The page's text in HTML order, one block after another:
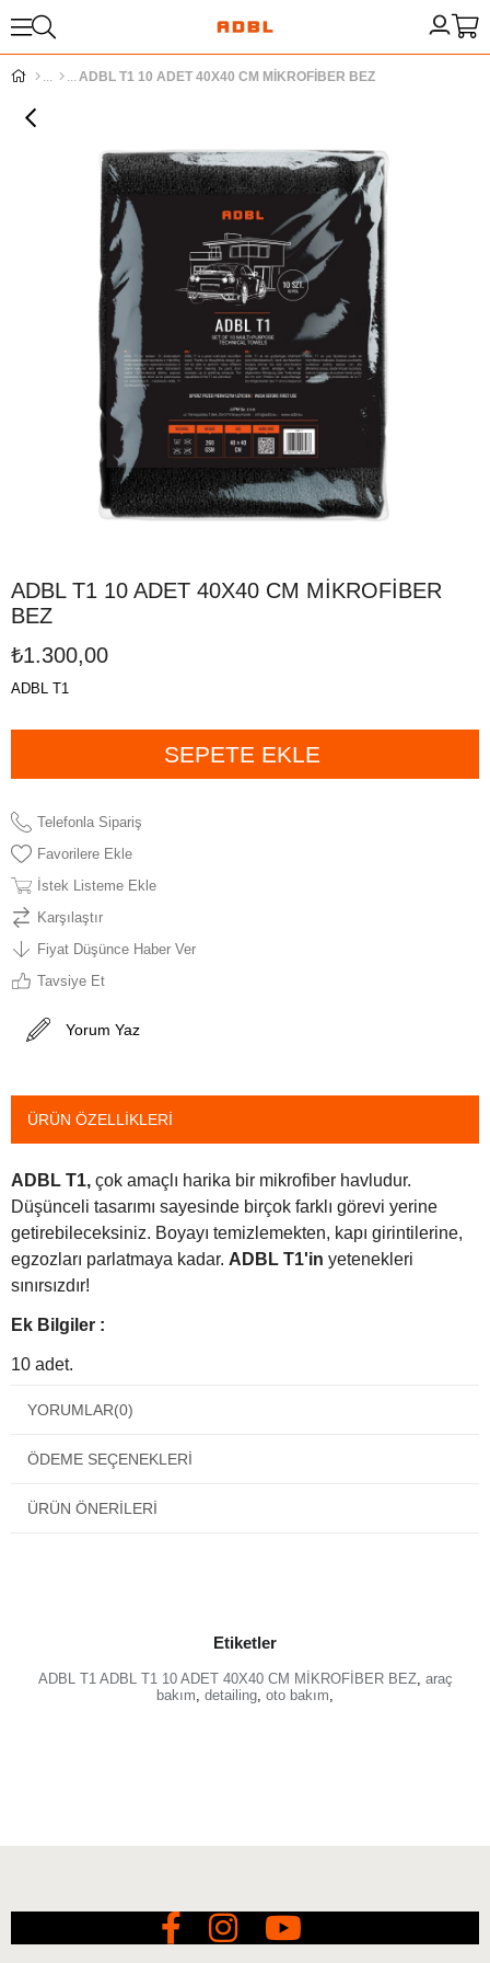
ADBL T1 10 ADET 40X40 CM MİKROFİBER BEZ
ADBL T1 10 ADET 40X40 CM MİKROFİBER
BEZ
₺1.300,00
ADBL T1
Telefonla Sipariş
Favorilere Ekle
İstek Listeme Ekle
Karşılaştır
Fiyat Düşünce Haber Ver
Tavsiye Et
Yorum Yaz
ÜRÜN ÖZELLIKLERI
ADBL T1, çok amaçlı harika bir mikrofiber havludur.
Düşünceli tasarımı sayesinde birçok farklı görevi yerine
getirebileceksiniz. Boyayı temizlemekten, kapı girintilerine,
egzozları parlatmaya kadar. ADBL T1'in yetenekleri
sınırsızdır!
Ek Bilgiler :
10 adet.
Ağırlık : 260gsm
YORUMLAR(0)
ÖDEME SEÇENEKLERI
ÜRÜN ÖNERILERI
Etiketler
ADBL T1 ADBL T1 10 ADET 40X40 CM MİKROFİBER BEZ, araç
bakım, detailing, oto bakım,